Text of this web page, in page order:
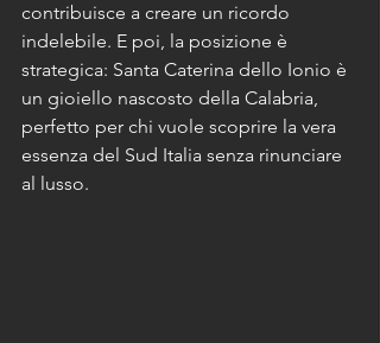
contribuisce a creare un ricordo
indelebile. E poi, la posizione è
strategica: Santa Caterina dello Ionio è
un gioiello nascosto della Calabria,
perfetto per chi vuole scoprire la vera
essenza del Sud Italia senza rinunciare
al lusso.